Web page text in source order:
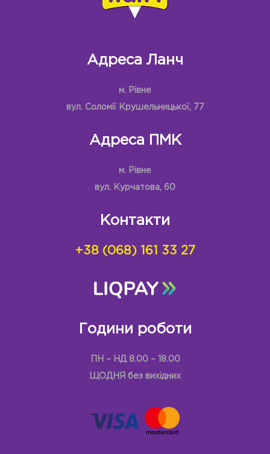
Адреса Ланч
м. Рівне
вул. Соломії Крушельницької, 77
Адреса ПМК
м. Рівне
вул. Курчатова, 60
Контакти
+38 (068) 161 33 27
Години роботи
ПН – НД 8.00 – 18.00
ЩОДНЯ без вихідних